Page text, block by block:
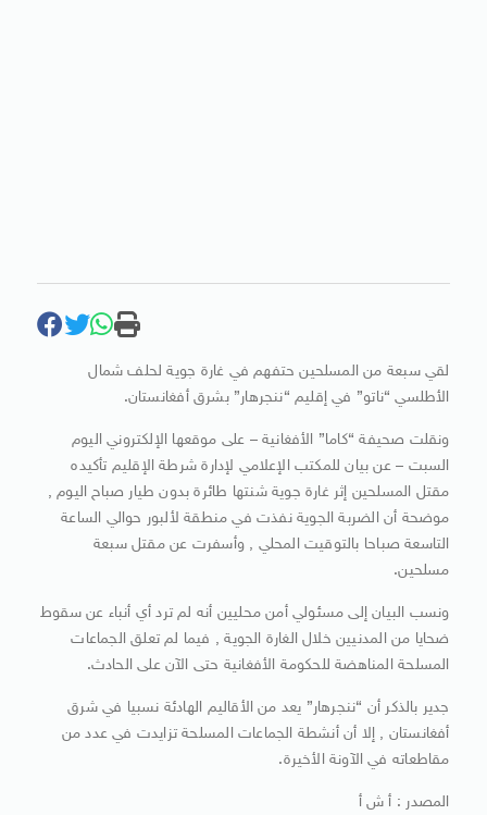
لقي سبعة من المسلحين حتفهم في غارة جوية لحلف شمال
الأطلسي “ناتو” في إقليم “ننجرهار” بشرق أفغانستان.
ونقلت صحيفة “كاما” الأفغانية – على موقعها الإلكتروني اليوم
السبت – عن بيان للمكتب الإعلامي لإدارة شرطة الإقليم تأكيده
مقتل المسلحين إثر غارة جوية شنتها طائرة بدون طيار صباح اليوم ,
موضحة أن الضربة الجوية نفذت في منطقة لألبور حوالي الساعة
التاسعة صباحا بالتوقيت المحلي , وأسفرت عن مقتل سبعة
مسلحين.
ونسب البيان إلى مسئولي أمن محليين أنه لم ترد أي أنباء عن سقوط
ضحايا من المدنيين خلال الغارة الجوية , فيما لم تعلق الجماعات
المسلحة المناهضة للحكومة الأفغانية حتى الآن على الحادث.
جدير بالذكر أن “ننجرهار” يعد من الأقاليم الهادئة نسبيا في شرق
أفغانستان , إلا أن أنشطة الجماعات المسلحة تزايدت في عدد من
مقاطعاته في الآونة الأخيرة.
المصدر : أ ش أ